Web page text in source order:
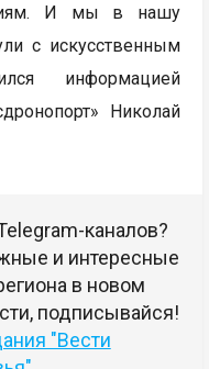
И мы в нашу
с искусственным
информацией
Николай
каналов?
и интересные
в новом
подписывайся!
"Вести